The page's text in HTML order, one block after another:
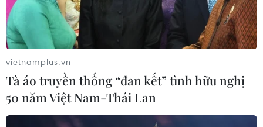
Quang Sơn/Buenos Aires (Vietnam+)
vietnamplus.vn
Tà áo truyền thống “đan kết” tình hữu nghị
50 năm Việt Nam-Thái Lan